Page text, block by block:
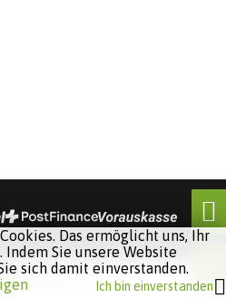
Das ermöglicht uns, Ihr
Sie unsere Website
sich damit einverstanden.
Ich bin einverstanden